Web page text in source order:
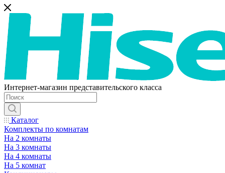
Интернет-магазин представительского класса
Каталог
Комплекты по комнатам
На 2 комнаты
На 3 комнаты
На 4 комнаты
На 5 комнат